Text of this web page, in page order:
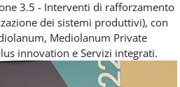
3.5 - Interventi di rafforzamento
dei sistemi produttivi), con
Mediolanum Private
innovation e Servizi integrati.